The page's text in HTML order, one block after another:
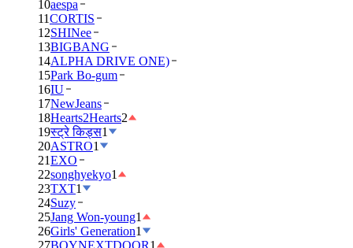
10aespa
11CORTIS
12SHINee
13BIGBANG
14ALPHA DRIVE ONE)
15Park Bo-gum
16IU
17NewJeans
18Hearts2Hearts2
19स्ट्रे किड्स1
20ASTRO1
21EXO
22songhyekyo1
23TXT1
24Suzy
25Jang Won-young1
26Girls' Generation1
27BOYNEXTDOOR1